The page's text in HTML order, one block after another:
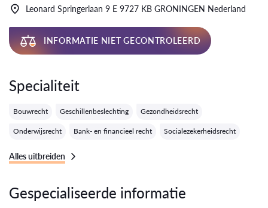
Leonard Springerlaan 9 E 9727 KB GRONINGEN Nederland
INFORMATIE NIET GECONTROLEERD
Specialiteit
Bouwrecht Geschillenbeslechting Gezondheidsrecht
Onderwijsrecht Bank- en financieel recht Socialezekerheidsrecht
Alles uitbreiden
Gespecialiseerde informatie